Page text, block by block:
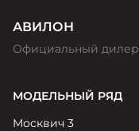
АВИЛОН
Официальный дилер
МОДЕЛЬНЫЙ РЯД
Москвич 3